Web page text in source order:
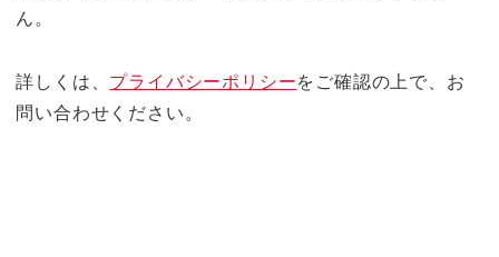
ん。
詳しくは、 プライバシーポリシーをご確認の上で、お
問い合わせください。